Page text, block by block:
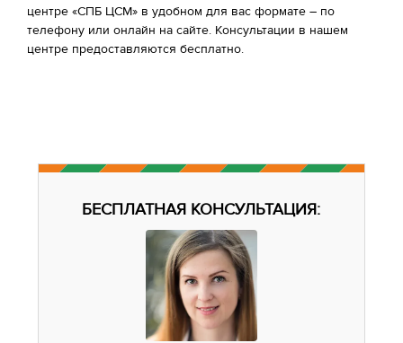
центре «СПБ ЦСМ» в удобном для вас формате – по
телефону или онлайн на сайте. Консультации в нашем
центре предоставляются бесплатно.
БЕСПЛАТНАЯ КОНСУЛЬТАЦИЯ: